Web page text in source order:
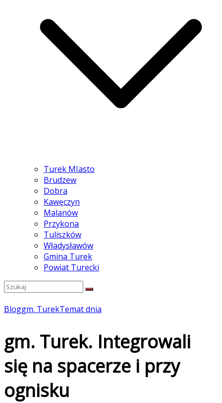
Turek MIasto
Brudzew
Dobra
Kawęczyn
Malanów
Przykona
Tuliszków
Władysławów
Gmina Turek
Powiat Turecki
Bloggm. TurekTemat dnia
gm. Turek. Integrowali
się na spacerze i przy
ognisku